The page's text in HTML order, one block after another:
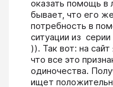
оказать помощь в
бывает, что его
потребность в
ситуации из
)). Так вот: на
что все это
одиночества.
ищет